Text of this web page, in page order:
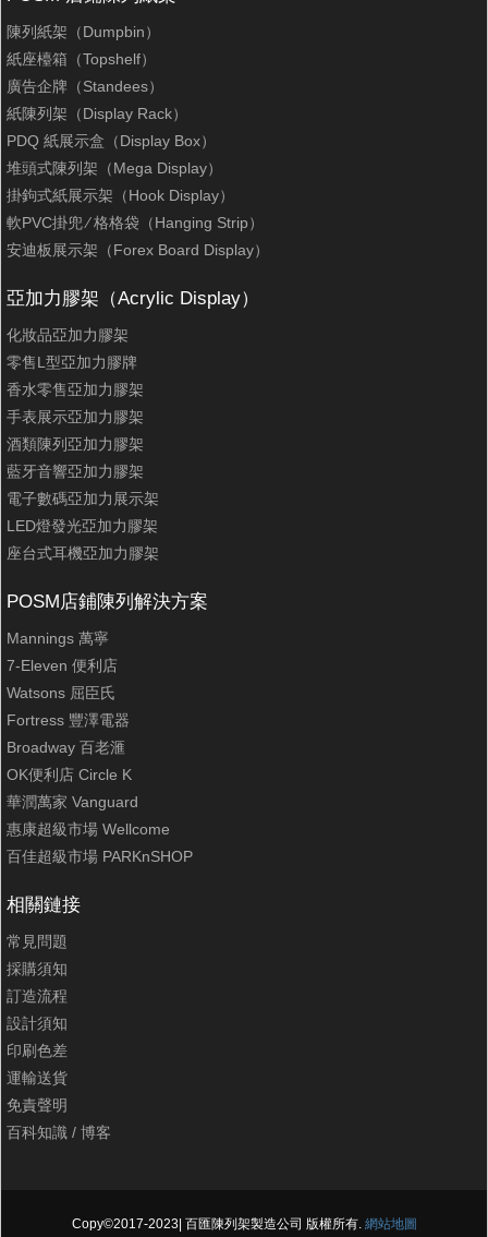
陳列紙架（Dumpbin）
紙座檯箱（Topshelf）
廣告企牌（Standees）
紙陳列架（Display Rack）
PDQ 紙展示盒（Display Box）
堆頭式陳列架（Mega Display）
掛鉤式紙展示架（Hook Display）
軟PVC掛兜 ∕ 格格袋（Hanging Strip）
安迪板展示架（Forex Board Display）
亞加力膠架（Acrylic Display）
化妝品亞加力膠架
零售L型亞加力膠牌
香水零售亞加力膠架
手表展示亞加力膠架
酒類陳列亞加力膠架
藍牙音響亞加力膠架
電子數碼亞加力展示架
LED燈發光亞加力膠架
座台式耳機亞加力膠架
POSM店鋪陳列解決方案
Mannings 萬寧
7-Eleven 便利店
Watsons 屈臣氏
Fortress 豐澤電器
Broadway 百老滙
OK便利店 Circle K
華潤萬家 Vanguard
惠康超級市場 Wellcome
百佳超級市場 PARKnSHOP
相關鏈接
常見問題
採購須知
訂造流程
設計須知
印刷色差
運輸送貨
免責聲明
百科知識 / 博客
Copy©2017-2023| 百匯陳列架製造公司 版權所有. 網站地圖